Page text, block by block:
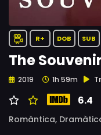
R+ DOB SUB
The
2019 1h 59m
6.4
Romàntica,